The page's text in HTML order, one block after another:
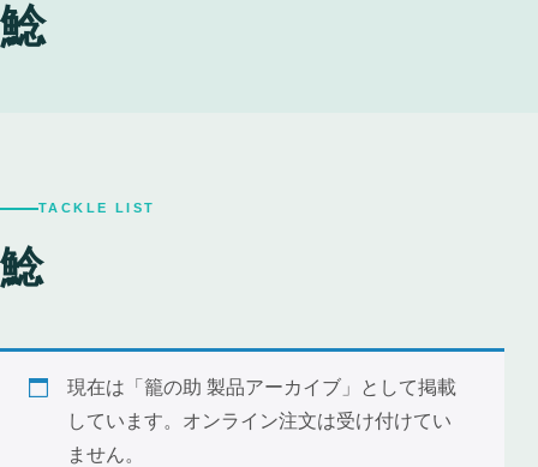
鯰
TACKLE LIST
鯰
現在は「籠の助 製品アーカイブ」として掲載
しています。オンライン注文は受け付けてい
ません。